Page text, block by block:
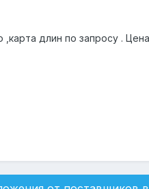
длин по запросу .